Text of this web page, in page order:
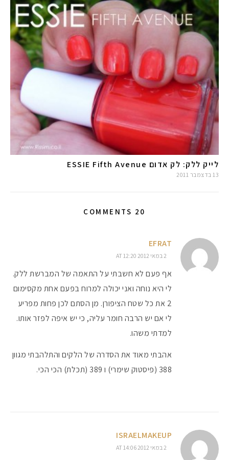
לייק ללק: לק אדום ESSIE Fifth Avenue
13 בדצמבר 2011
20 COMMENTS
EFRAT
2 במאי 2012 AT 12:20
אף פעם לא חשבתי על התאמה של המברשת ללק.
לי היא נוחה ואני יכולה למרוח בפעם אחת מקסימום
2 את כל שטח הציפורן. מן הסתם לכן פחות מפריע
לי אם יש הרבה חומר עליה, כי יש איפה לפזר אותו.
למדתי משהו.
אהבתי מאוד את הסדרה של הלקים והתלהבתי מגוון
388 (פיסטוק שימרי) ו 389 (תכלת) הכי הכי.
ISRAELMAKEUP
2 במאי 2012 AT 14:06